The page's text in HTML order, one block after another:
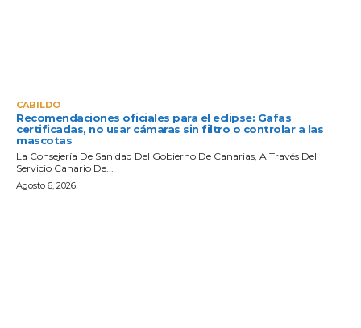
CABILDO
Recomendaciones oficiales para el eclipse: Gafas
certificadas, no usar cámaras sin filtro o controlar a las
mascotas
La Consejería De Sanidad Del Gobierno De Canarias, A Través Del
Servicio Canario De...
Agosto 6, 2026